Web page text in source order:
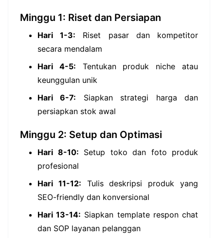
Minggu 1: Riset dan Persiapan
Hari 1-3: Riset pasar dan kompetitor
secara mendalam
Hari 4-5: Tentukan produk niche atau
keunggulan unik
Hari 6-7: Siapkan strategi harga dan
persiapkan stok awal
Minggu 2: Setup dan Optimasi
Hari 8-10: Setup toko dan foto produk
profesional
Hari 11-12: Tulis deskripsi produk yang
SEO-friendly dan konversional
Hari 13-14: Siapkan template respon chat
dan SOP layanan pelanggan